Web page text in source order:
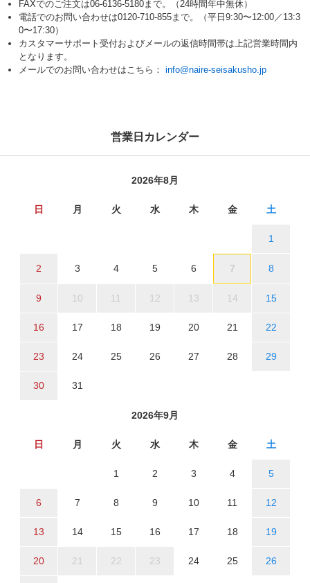
FAXでのご注文は06-6136-5180まで。（24時間年中無休）
電話でのお問い合わせは0120-710-855まで。（平日9:30〜12:00／13:3
0〜17:30）
カスタマーサポート受付およびメールの返信時間帯は上記営業時間内
となります。
メールでのお問い合わせはこちら： info@naire-seisakusho.jp
営業日カレンダー
2026年8月
日 月 火 水 木 金 土
1
2 3 4 5 6 7 8
9 10 11 12 13 14 15
16 17 18 19 20 21 22
23 24 25 26 27 28 29
30 31
2026年9月
日 月 火 水 木 金 土
1 2 3 4 5
6 7 8 9 10 11 12
13 14 15 16 17 18 19
20 21 22 23 24 25 26